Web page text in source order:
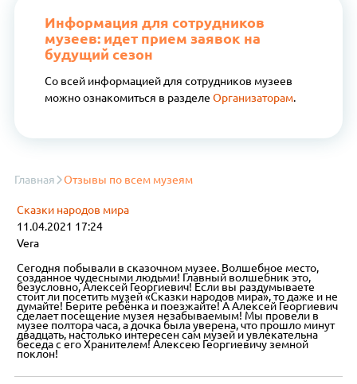
Информация для сотрудников
музеев: идет прием заявок на
будущий сезон
Со всей информацией для сотрудников музеев
можно ознакомиться в разделе Организаторам.
Главная Отзывы по всем музеям
Сказки народов мира
11.04.2021 17:24
Vera
Сегодня побывали в сказочном музее. Волшебное место,
созданное чудесными людьми! Главный волшебник это,
безусловно, Алексей Георгиевич! Если вы раздумываете
стоит ли посетить музей «Сказки народов мира», то даже и не
думайте! Берите ребёнка и поезжайте! А Алексей Георгиевич
сделает посещение музея незабываемым! Мы провели в
музее полтора часа, а дочка была уверена, что прошло минут
двадцать, настолько интересен сам музей и увлекательна
беседа с его Хранителем! Алексею Георгиевичу земной
поклон!